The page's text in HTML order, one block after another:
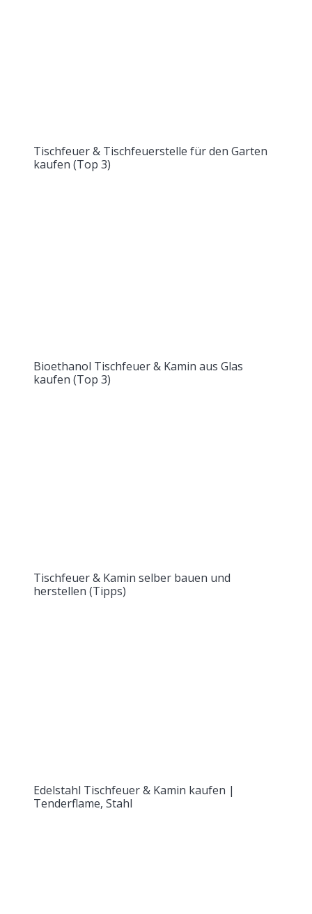
Tischfeuer & Tischfeuerstelle für den Garten
kaufen (Top 3)
Bioethanol Tischfeuer & Kamin aus Glas
kaufen (Top 3)
Tischfeuer & Kamin selber bauen und
herstellen (Tipps)
Edelstahl Tischfeuer & Kamin kaufen |
Tenderflame, Stahl